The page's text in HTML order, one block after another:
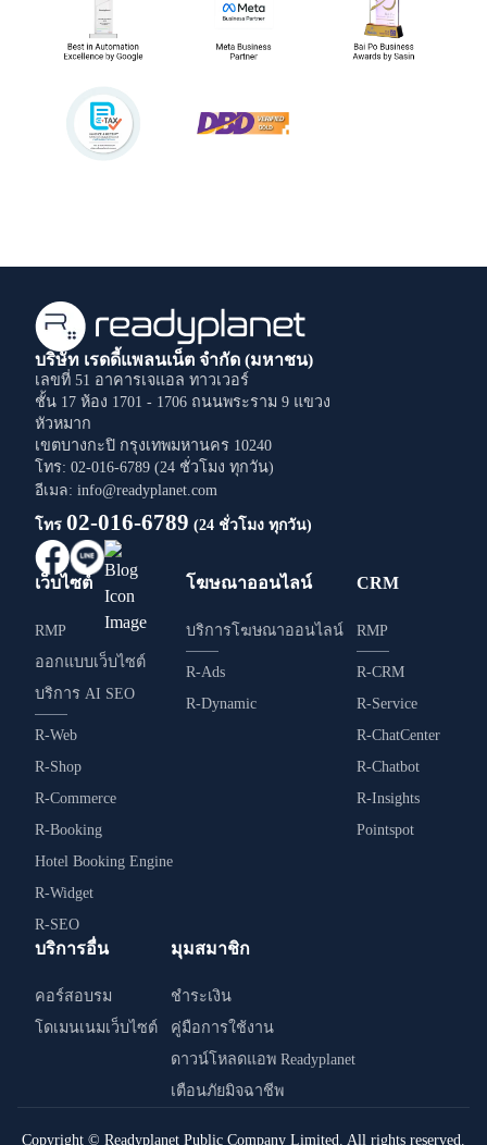
บริษัท เรดดี้แพลนเน็ต จำกัด (มหาชน)
เลขที่ 51 อาคารเจแอล ทาวเวอร์
ชั้น 17 ห้อง 1701 - 1706 ถนนพระราม 9 แขวง
หัวหมาก
เขตบางกะปิ กรุงเทพมหานคร 10240
โทร: 02-016-6789 (24 ชั่วโมง ทุกวัน)
อีเมล: info@readyplanet.com
โทร 02-016-6789 (24 ชั่วโมง ทุกวัน)
เว็บไซต์
RMP
ออกแบบเว็บไซต์
บริการ AI SEO
R-Web
R-Shop
R-Commerce
R-Booking
Hotel Booking Engine
R-Widget
R-SEO
โฆษณาออนไลน์
บริการโฆษณาออนไลน์
R-Ads
R-Dynamic
CRM
RMP
R-CRM
R-Service
R-ChatCenter
R-Chatbot
R-Insights
Pointspot
บริการอื่น
คอร์สอบรม
โดเมนเนมเว็บไซต์
มุมสมาชิก
ชำระเงิน
คู่มือการใช้งาน
ดาวน์โหลดแอพ Readyplanet
เตือนภัยมิจฉาชีพ
Copyright © Readyplanet Public Company Limited. All rights reserved.